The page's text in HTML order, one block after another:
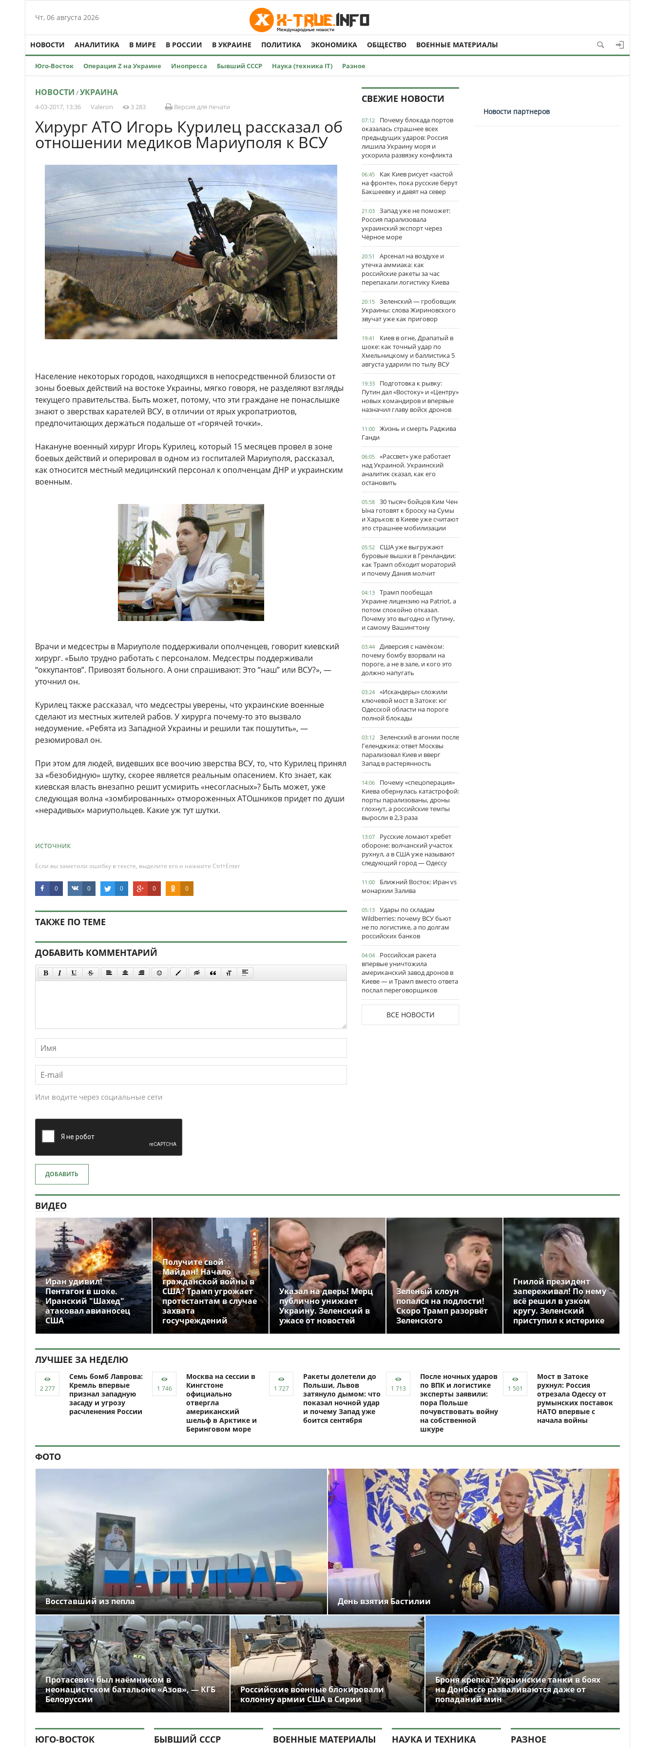
Чт, 06 августа 2026
НОВОСТИ АНАЛИТИКА В МИРЕ В РОССИИ В УКРАИНЕ ПОЛИТИКА ЭКОНОМИКА ОБЩЕСТВО ВОЕННЫЕ МАТЕРИАЛЫ
Юго-Восток Операция Z на Украине Инопресса Бывший СССР Наука (техника IT) Разное
НОВОСТИ /УКРАИНА
4-03-2017, 13:36 Valeron 3 283 Версия для печати
Хирург АТО Игорь Курилец рассказал об
отношении медиков Мариуполя к ВСУ
Население некоторых городов, находящихся в непосредственной близости от
зоны боевых действий на востоке Украины, мягко говоря, не разделяют взгляды
текущего правительства. Быть может, потому, что эти граждане не понаслышке
знают о зверствах карателей ВСУ, в отличии от ярых укропатриотов,
предпочитающих держаться подальше от «горячей точки».
Накануне военный хирург Игорь Курилец, который 15 месяцев провел в зоне
боевых действий и оперировал в одном из госпиталей Мариуполя, рассказал,
как относится местный медицинский персонал к ополченцам ДНР и украинским
военным.
Врачи и медсестры в Мариуполе поддерживали ополченцев, говорит киевский
хирург. «Было трудно работать с персоналом. Медсестры поддерживали
“оккупантов”. Привозят больного. А они спрашивают: Это “наш” или ВСУ?», —
уточнил он.
Курилец также рассказал, что медсестры уверены, что украинские военные
сделают из местных жителей рабов. У хирурга почему-то это вызвало
недоумение. «Ребята из Западной Украины и решили так пошутить», —
резюмировал он.
При этом для людей, видевших все воочию зверства ВСУ, то, что Курилец принял
за «безобидную» шутку, скорее является реальным опасением. Кто знает, как
киевская власть внезапно решит усмирить «несогласных»? Быть может, уже
следующая волна «зомбированных» отмороженных АТОшников придет по души
«нерадивых» мариупольцев. Какие уж тут шутки.
источник
Если вы заметили ошибку в тексте, выделите его и нажмите Ctrl+Enter
0 0 0 0 0
ТАКЖЕ ПО ТЕМЕ
ДОБАВИТЬ КОММЕНТАРИЙ
Или водите через социальные сети
ДОБАВИТЬ
СВЕЖИЕ НОВОСТИ
07:12
Почему блокада портов
оказалась страшнее всех
предыдущих ударов: Россия
лишила Украину моря и
ускорила развязку конфликта
06:45
Как Киев рисует «застой
на фронте», пока русские берут
Бакшеевку и давят на север
21:03
Запад уже не поможет:
Россия парализовала
украинский экспорт через
Чёрное море
20:51
Арсенал на воздухе и
утечка аммиака: как
российские ракеты за час
перепахали логистику Киева
20:15
Зеленский — гробовщик
Украины: слова Жириновского
звучат уже как приговор
19:41
Киев в огне, Драпатый в
шоке: как точный удар по
Хмельницкому и баллистика 5
августа ударили по тылу ВСУ
19:33
Подготовка к рывку:
Путин дал «Востоку» и «Центру»
новых командиров и впервые
назначил главу войск дронов
11:00
Жизнь и смерть Раджива
Ганди
06:05
«Рассвет» уже работает
над Украиной. Украинский
аналитик сказал, как его
остановить
05:58
30 тысяч бойцов Ким Чен
Ына готовят к броску на Сумы
и Харьков: в Киеве уже считают
это страшнее мобилизации
05:52
США уже выгружают
буровые вышки в Гренландии:
как Трамп обходит мораторий
и почему Дания молчит
04:13
Трамп пообещал
Украине лицензию на Patriot, а
потом спокойно отказал.
Почему это выгодно и Путину,
и самому Вашингтону
03:44
Диверсия с намёком:
почему бомбу взорвали на
пороге, а не в зале, и кого это
должно напугать
03:24
«Искандеры» сложили
ключевой мост в Затоке: юг
Одесской области на пороге
полной блокады
03:12
Зеленский в агонии после
Геленджика: ответ Москвы
парализовал Киев и вверг
Запад в растерянность
14:06
Почему «спецоперация»
Киева обернулась катастрофой:
порты парализованы, дроны
глохнут, а российские темпы
выросли в 2,3 раза
13:07
Русские ломают хребет
обороне: волчанский участок
рухнул, а в США уже называют
следующий город — Одессу
11:00
Ближний Восток: Иран vs
монархии Залива
05:13
Удары по складам
Wildberries: почему ВСУ бьют
не по логистике, а по долгам
российских банков
04:04
Российская ракета
впервые уничтожила
американский завод дронов в
Киеве — и Трамп вместо ответа
послал переговорщиков
ВСЕ НОВОСТИ
Новости партнеров
ВИДЕО
Иран удивил!
Пентагон в шоке.
Иранский "Шахед"
атаковал авианосец
США
Получите свой
Майдан! Начало
гражданской войны в
США? Трамп угрожает
протестантам в случае
захвата
госучреждений
Указал на дверь! Мерц
публично унижает
Украину. Зеленский в
ужасе от новостей
Зеленый клоун
попался на подлости!
Скоро Трамп разорвёт
Зеленского
Гнилой президент
запереживал! По нему
всё решил в узком
кругу. Зеленский
приступил к истерике
ЛУЧШЕЕ ЗА НЕДЕЛЮ
Семь бомб Лаврова:
Кремль впервые
признал западную
засаду и угрозу
расчленения России
Москва на сессии в
Кингстоне
официально
отвергла
американский
шельф в Арктике и
Беринговом море
Ракеты долетели до
Польши, Львов
затянуло дымом: что
показал ночной удар
и почему Запад уже
боится сентября
После ночных ударов
по ВПК и логистике
эксперты заявили:
пора Польше
почувствовать войну
на собственной
шкуре
Мост в Затоке
рухнул: Россия
отрезала Одессу от
румынских поставок
НАТО впервые с
начала войны
ФОТО
Восставший из пепла День взятия Бастилии
Протасевич был наёмником в
неонацистском батальоне «Азов», — КГБ
Белоруссии
Российские военные блокировали
колонну армии США в Сирии
Броня крепка? Украинские танки в боях
на Донбассе разваливаются даже от
попаданий мин
ЮГО-ВОСТОК БЫВШИЙ СССР ВОЕННЫЕ МАТЕРИАЛЫ НАУКА И ТЕХНИКА РАЗНОЕ